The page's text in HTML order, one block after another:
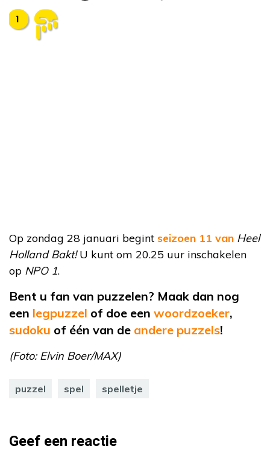
Op zondag 28 januari begint seizoen 11 van Heel
Holland Bakt!U kunt om 20.25 uur inschakelen
op NPO 1.
Bent u fan van puzzelen? Maak dan nog
een legpuzzel of doe een woordzoeker,
sudoku of één van de andere puzzels!
(Foto: Elvin Boer/MAX)
puzzel spel spelletje
Geef een reactie